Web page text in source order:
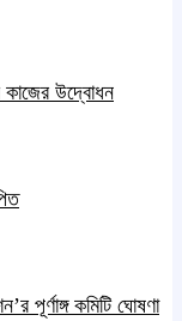
উদ্বোধন
পূর্ণাঙ্গ কমিটি ঘোষণা